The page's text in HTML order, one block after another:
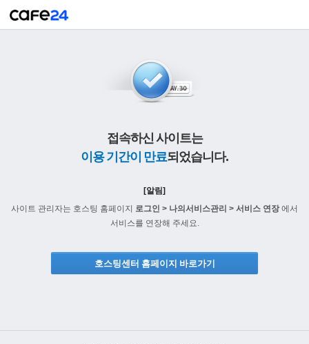
접속하신 사이트는
이용 기간이 만료되었습니다.
[알림]
사이트 관리자는 호스팅 홈페이지 로그인 > 나의서비스관리 > 서비스 연장에서
서비스를 연장해 주세요.
호스팅센터 홈페이지 바로가기